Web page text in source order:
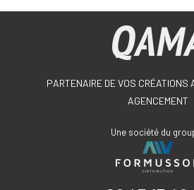
PARTENAIRE DE VOS CRÉATIONS
AGENCEMENT
Une société du